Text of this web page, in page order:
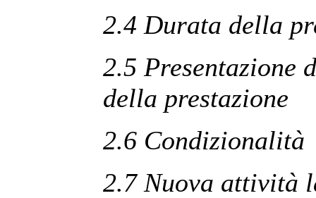
2.4 Durata della
2.5 Presentazione
della prestazione
2.6 Condizionalità
2.7 Nuova attività